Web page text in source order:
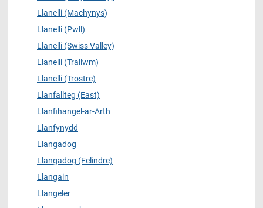
Llanelli (Machynys)
Llanelli (Pwll)
Llanelli (Swiss Valley)
Llanelli (Trallwm)
Llanelli (Trostre)
Llanfallteg (East)
Llanfihangel-ar-Arth
Llanfynydd
Llangadog
Llangadog (Felindre)
Llangain
Llangeler